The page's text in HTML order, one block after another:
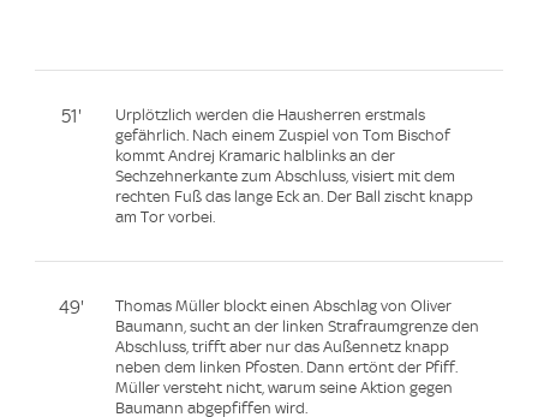
51'
Urplötzlich werden die Hausherren erstmals
gefährlich. Nach einem Zuspiel von Tom Bischof
kommt Andrej Kramaric halblinks an der
Sechzehnerkante zum Abschluss, visiert mit dem
rechten Fuß das lange Eck an. Der Ball zischt knapp
am Tor vorbei.
49'
Thomas Müller blockt einen Abschlag von Oliver
Baumann, sucht an der linken Strafraumgrenze den
Abschluss, trifft aber nur das Außennetz knapp
neben dem linken Pfosten. Dann ertönt der Pfiff.
Müller versteht nicht, warum seine Aktion gegen
Baumann abgepfiffen wird.